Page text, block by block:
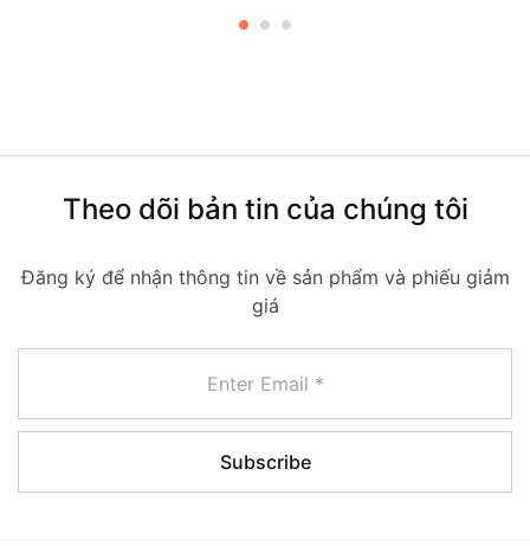
Theo dõi bản tin của chúng tôi
Đăng ký để nhận thông tin về sản phẩm và phiếu giảm
giá